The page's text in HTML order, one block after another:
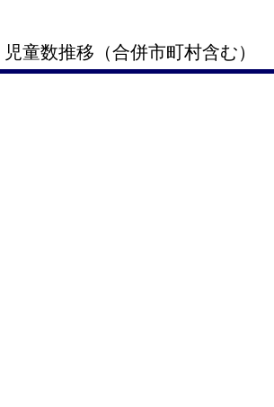
童数推移（合併市町村含む）